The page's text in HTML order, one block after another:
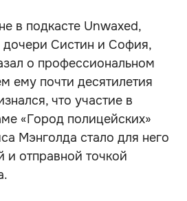
в подкасте Unwaxed,
дочери Систин и София,
о профессиональном
ему почти десятилетия
что участие в
«Город полицейских»
Мэнголда стало для него
отправной точкой